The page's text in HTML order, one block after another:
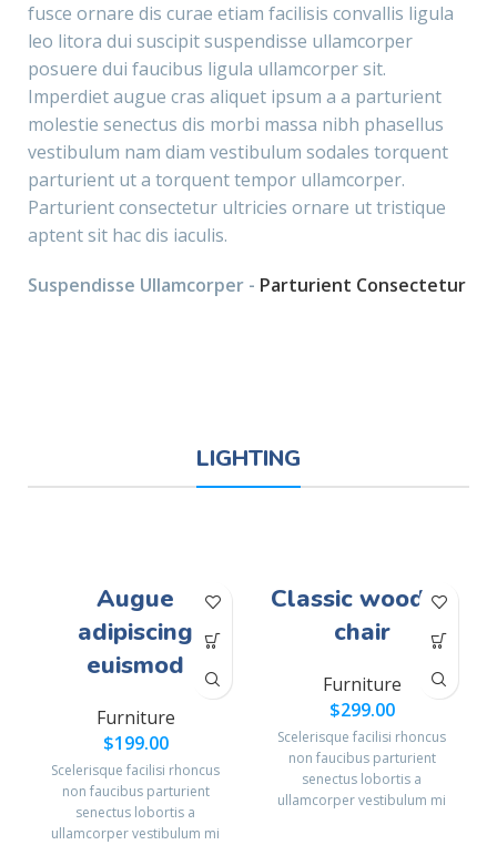
fusce ornare dis curae etiam facilisis convallis ligula
leo litora dui suscipit suspendisse ullamcorper
posuere dui faucibus ligula ullamcorper sit.
Imperdiet augue cras aliquet ipsum a a parturient
molestie senectus dis morbi massa nibh phasellus
vestibulum nam diam vestibulum sodales torquent
parturient ut a torquent tempor ullamcorper.
Parturient consectetur ultricies ornare ut tristique
aptent sit hac dis iaculis.
Suspendisse Ullamcorper - Parturient Consectetur
LIGHTING
Augue
adipiscing
euismod
Furniture
$199.00
Scelerisque facilisi rhoncus
non faucibus parturient
senectus lobortis a
ullamcorper vestibulum mi
Classic wooden
chair
Furniture
$299.00
Scelerisque facilisi rhoncus
non faucibus parturient
senectus lobortis a
ullamcorper vestibulum mi